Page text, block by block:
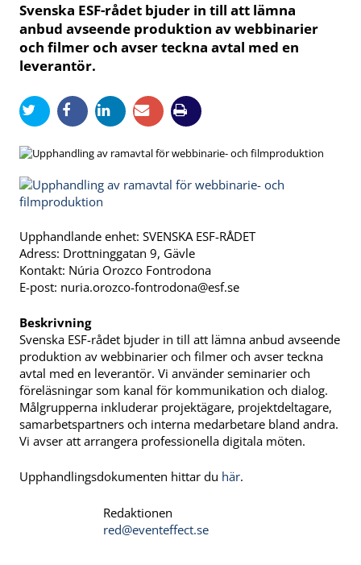
Svenska ESF-rådet bjuder in till att lämna
anbud avseende produktion av webbinarier
och filmer och avser teckna avtal med en
leverantör.
Upphandlande enhet: SVENSKA ESF-RÅDET
Adress: Drottninggatan 9, Gävle
Kontakt: Núria Orozco Fontrodona
E-post: nuria.orozco-fontrodona@esf.se
Beskrivning
Svenska ESF-rådet bjuder in till att lämna anbud avseende
produktion av webbinarier och filmer och avser teckna
avtal med en leverantör. Vi använder seminarier och
föreläsningar som kanal för kommunikation och dialog.
Målgrupperna inkluderar projektägare, projektdeltagare,
samarbetspartners och interna medarbetare bland andra.
Vi avser att arrangera professionella digitala möten.
Upphandlingsdokumenten hittar du här.
Redaktionen
red@eventeffect.se